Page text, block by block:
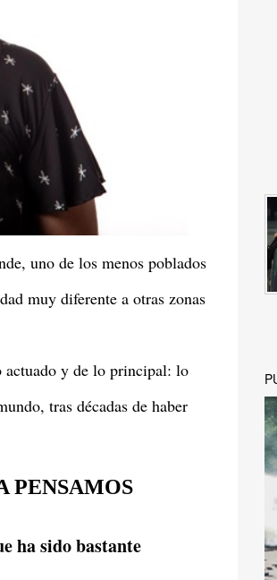
uno de los menos poblados
muy diferente a otras zonas
actuado y de lo principal: lo
tras décadas de haber
PENSAMOS
ha sido bastante